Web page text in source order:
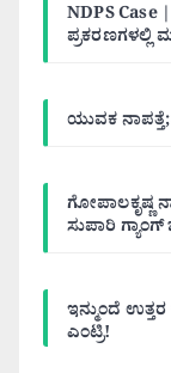
NDPS Case
ಯುವಕ
ಗೋಪಾಲಕೃಷ್ಣ
ಸುಪಾರಿ
ಇನ್ಮುಂದೆ
ಎಂಟ್ರಿ!